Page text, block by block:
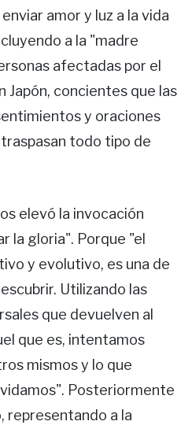
amor y luz a la vida
a la "madre
afectadas por el
concientes que las
y oraciones
todo tipo de
elevó la invocación
la gloria". Porque "el
y evolutivo, es una de
Utilizando las
que devuelven al
que es, intentamos
mismos y lo que
Posteriormente
representando a la